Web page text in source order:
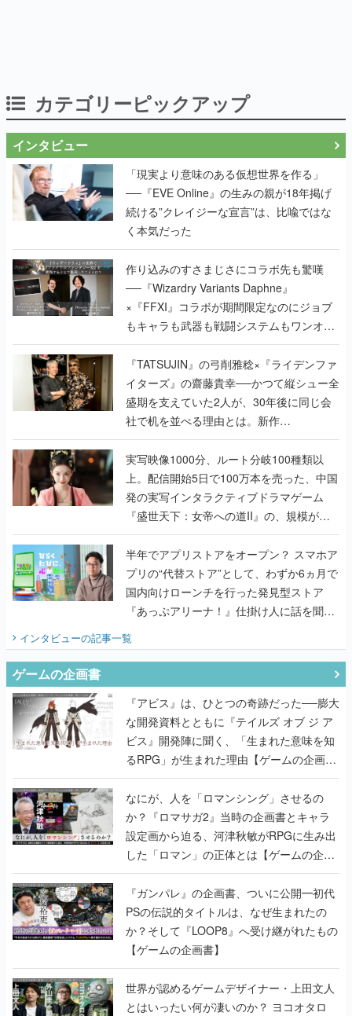
カテゴリーピックアップ
インタビュー
「現実より意味のある仮想世界を作る」
──『EVE Online』の生みの親が18年掲げ
続ける”クレイジーな宣言”は、比喩ではな
く本気だった
作り込みのすさまじさにコラボ先も驚嘆
──『Wizardry Variants Daphne』
×『FFXI』コラボが期間限定なのにジョブ
もキャラも武器も戦闘システムもワンオフ
で作り込まれた理由を両ディレクターに聞
く
『TATSUJIN』の弓削雅稔×『ライデンファ
イターズ』の齋藤貴幸──かつて縦シュー全
盛期を支えていた2人が、30年後に同じ会
社で机を並べる理由とは。新作
『TATSUJIN EXTREME』で初タッグを組
んだレジェンド2人に訊く開発秘話
実写映像1000分、ルート分岐100種類以
上。配信開始5日で100万本を売った、中国
発の実写インタラクティブドラマゲーム
『盛世天下：女帝への道II』の、規模が違
うこだわりをプロデューサーに聞いた
半年でアプリストアをオープン？ スマホア
プリの“代替ストア”として、わずか6ヵ月で
国内向けローンチを行った発見型ストア
『あっぷアリーナ！』仕掛け人に話を聞い
インタビューの記事一覧
ゲームの企画書
『アビス』は、ひとつの奇跡だった──膨大
な開発資料とともに『テイルズ オブ ジ ア
ビス』開発陣に聞く、「生まれた意味を知
るRPG」が生まれた理由【ゲームの企画
書】
なにが、人を「ロマンシング」させるの
か？『ロマサガ2』当時の企画書とキャラ
設定画から迫る、河津秋敏がRPGに生み出
した「ロマン」の正体とは【ゲームの企画
書】
『ガンパレ』の企画書、ついに公開━初代
PSの伝説的タイトルは、なぜ生まれたの
か？そして『LOOP8』へ受け継がれたもの
【ゲームの企画書】
世界が認めるゲームデザイナー・上田文人
とはいったい何が凄いのか？ ヨコオタロ